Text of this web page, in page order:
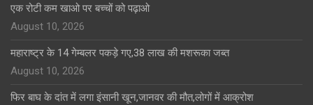
एक रोटी कम खाओ पर बच्चों को पढ़ाओ
August 10, 2026
महाराष्ट्र के 14 गेम्बलर पकड़े गए,38 लाख की मशरूका जब्त
August 10, 2026
फिर बाघ के दांत में लगा इंसानी खून,जानवर की मौत,लोगों में आक्रोश